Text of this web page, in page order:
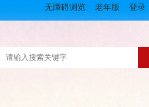
无障碍浏览 老年版 登录